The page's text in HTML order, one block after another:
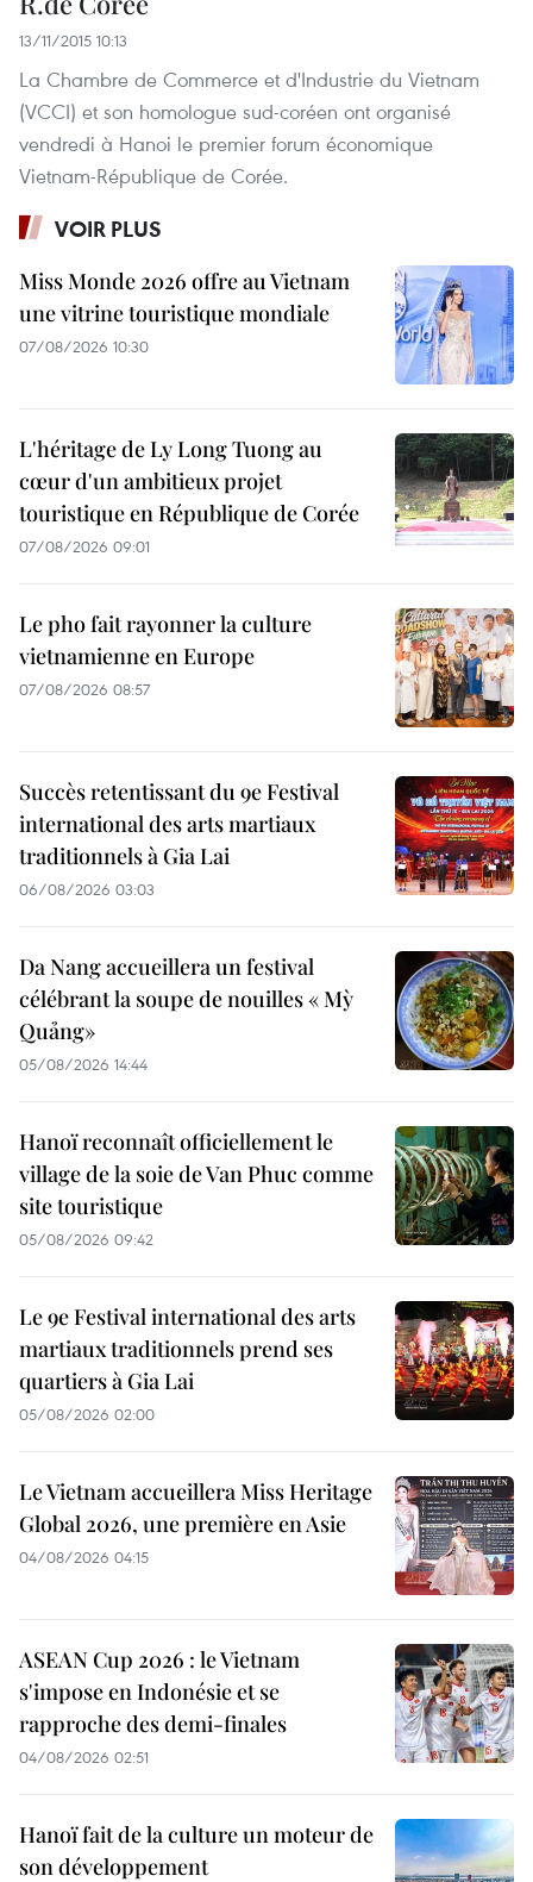
13/11/2015 10:13
La Chambre de Commerce et d'Industrie du Vietnam
(VCCI) et son homologue sud-coréen ont organisé
vendredi à Hanoi le premier forum économique
Vietnam-République de Corée.
VOIR PLUS
Miss Monde 2026 offre au Vietnam
une vitrine touristique mondiale
07/08/2026 10:30
L'héritage de Ly Long Tuong au
cœur d'un ambitieux projet
touristique en République de Corée
07/08/2026 09:01
Le pho fait rayonner la culture
vietnamienne en Europe
07/08/2026 08:57
Succès retentissant du 9e Festival
international des arts martiaux
traditionnels à Gia Lai
06/08/2026 03:03
Da Nang accueillera un festival
célébrant la soupe de nouilles « Mỳ
Quảng»
05/08/2026 14:44
Hanoï reconnaît officiellement le
village de la soie de Van Phuc comme
site touristique
05/08/2026 09:42
Le 9e Festival international des arts
martiaux traditionnels prend ses
quartiers à Gia Lai
05/08/2026 02:00
Le Vietnam accueillera Miss Heritage
Global 2026, une première en Asie
04/08/2026 04:15
ASEAN Cup 2026 : le Vietnam
s'impose en Indonésie et se
rapproche des demi-finales
04/08/2026 02:51
Hanoï fait de la culture un moteur de
son développement